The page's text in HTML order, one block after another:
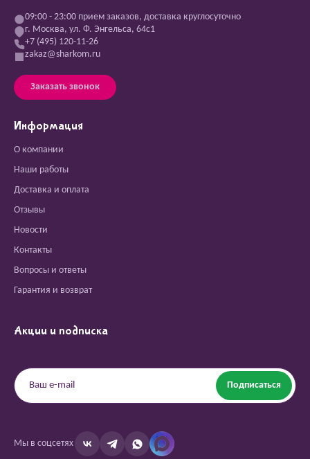
09:00 - 23:00 прием заказов, доставка круглосуточно
г. Москва, ул. Ф. Энгельса, 64с1
+7 (495) 120-11-26
zakaz@sharkom.ru
Заказать звонок
Информация
О компании
Наши работы
Доставка и оплата
Отзывы
Новости
Контакты
Вопросы и ответы
Гарантия и возврат
Акции и подписка
Подписаться
Мы в соцсетях